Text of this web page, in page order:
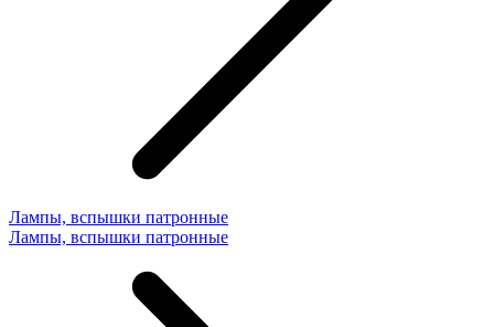
Лампы, вспышки патронные
Лампы, вспышки патронные